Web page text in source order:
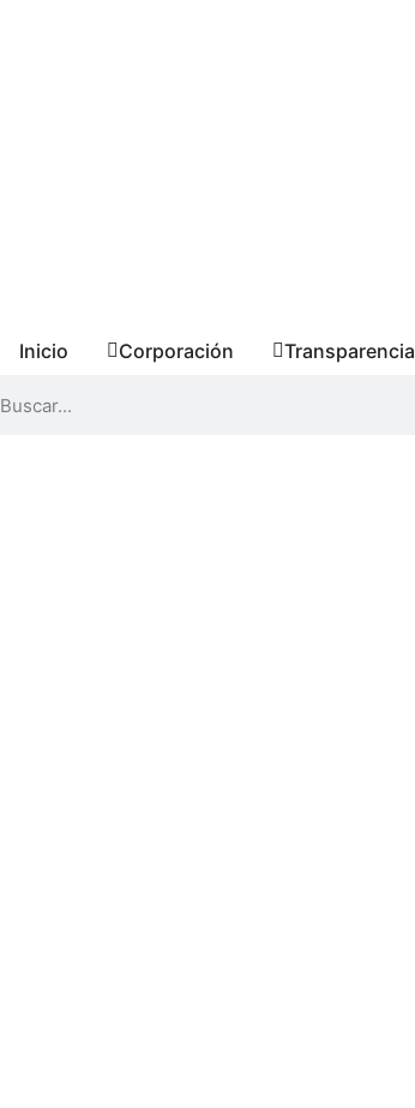
Inicio Corporación Transparencia